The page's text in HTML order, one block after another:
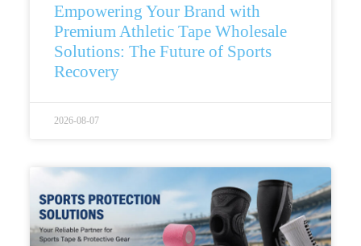
Empowering Your Brand with
Premium Athletic Tape Wholesale
Solutions: The Future of Sports
Recovery
2026-08-07